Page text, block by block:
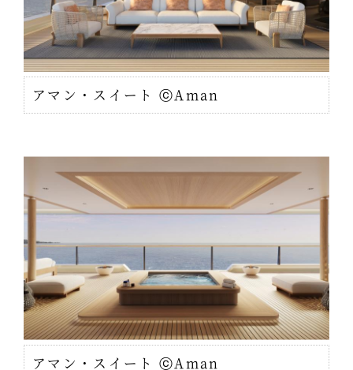
アマン・スイート ⓒAman
アマン・スイート ⓒAman